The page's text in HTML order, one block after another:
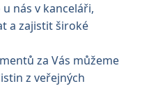
nás v kanceláři,
a zajistit široké
za Vás můžeme
z veřejných